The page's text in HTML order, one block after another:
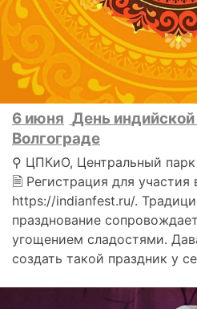
6 июня День
Волгограде
⚲ ЦПКиО, Центральный
🗎 Регистрация для
https://indianfest.ru/.
празднование
угощением сладостями.
создать такой праздник у